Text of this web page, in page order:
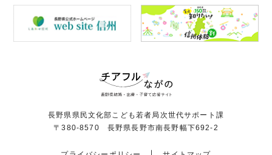
長野県県民文化部こども若者局次世代サポート課
〒380-8570 長野県長野市南長野幅下692-2